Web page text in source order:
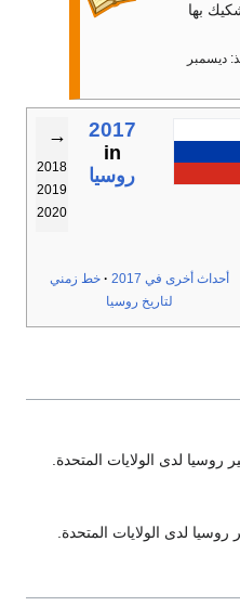
بها
ديسمبر
2017
in
روسيا
→
2018
2019
2020
أحداث أخرى في 2017
خط زمني
لتاريخ روسيا
روسيا لدى الولايات المتحدة.
روسيا لدى الولايات المتحدة.